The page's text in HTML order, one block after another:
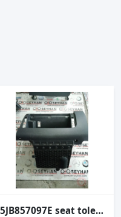
5JB857097E seat toledo 2013 torpido gözü yuvası